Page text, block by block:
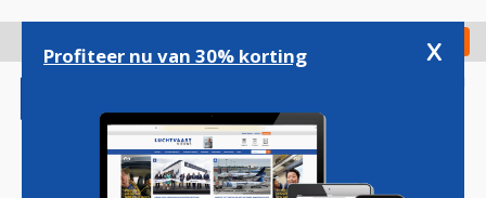
gaan
Check in
Profiteer nu van 30% korting x